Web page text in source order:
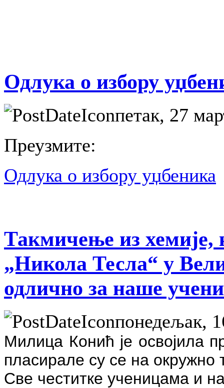
Одлука о избору
петак, 27
Преузмите:
Одлука о избору уџбеника
Такмичење из
„Никола Тесла“ у
одлично за наше
понедељак,
Милица Конић је освојила
пласирале су се на окружно
Све честитке ученицама и